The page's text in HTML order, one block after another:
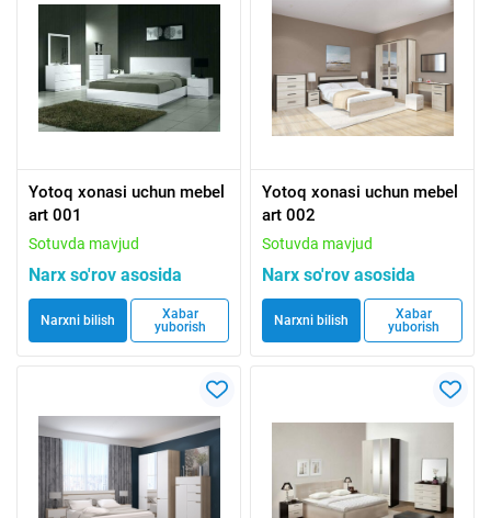
Yotoq xonasi uchun mebel
art 001
Sotuvda mavjud
Narx so'rov asosida
Narxni bilish
Xabar
yuborish
Yotoq xonasi uchun mebel
art 002
Sotuvda mavjud
Narx so'rov asosida
Narxni bilish
Xabar
yuborish